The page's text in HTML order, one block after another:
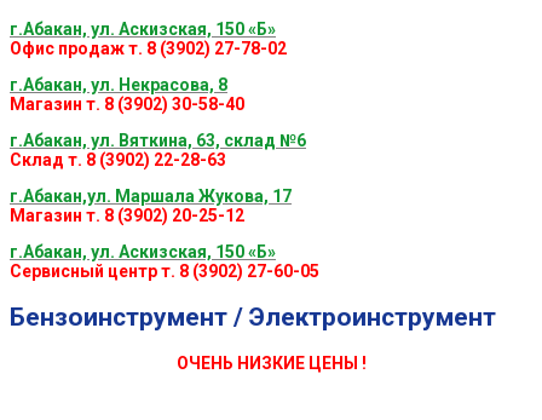
г.Абакан, ул. Аскизская, 150 «Б»
Офис продаж т. 8 (3902) 27-78-02
г.Абакан, ул. Некрасова, 8
Магазин т. 8 (3902) 30-58-40
г.Абакан, ул. Вяткина, 63, склад №6
Склад т. 8 (3902) 22-28-63
г.Абакан,ул. Маршала Жукова, 17
Магазин т. 8 (3902) 20-25-12
г.Абакан, ул. Аскизская, 150 «Б»
Сервисный центр т. 8 (3902) 27-60-05
Бензоинструмент / Электроинструмент
ОЧЕНЬ НИЗКИЕ ЦЕНЫ !